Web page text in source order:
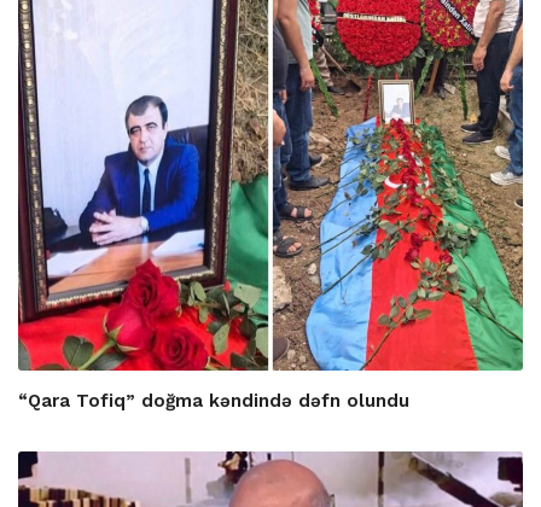
“Qara Tofiq” doğma kəndində dəfn olundu